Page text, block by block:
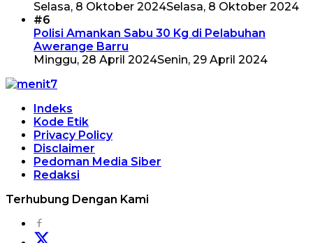
Selasa, 8 Oktober 2024Selasa, 8 Oktober 2024
#6
Polisi Amankan Sabu 30 Kg di Pelabuhan
Awerange Barru
Minggu, 28 April 2024Senin, 29 April 2024
Indeks
Kode Etik
Privacy Policy
Disclaimer
Pedoman Media Siber
Redaksi
Terhubung Dengan Kami